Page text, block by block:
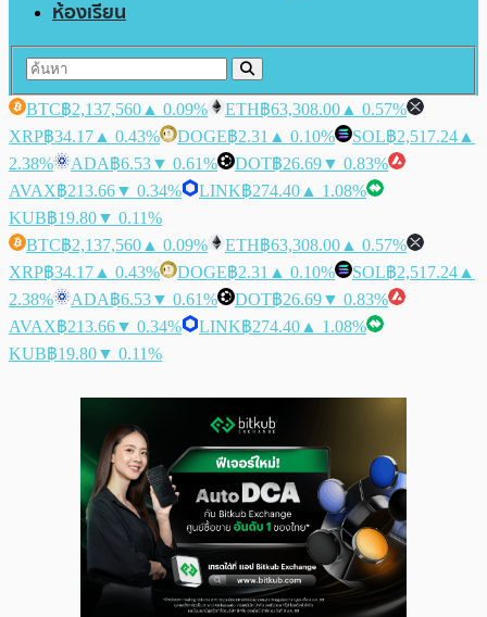
ห้องเรียน
BTC฿2,137,560 ▲ 0.09% ETH฿63,308.00 ▲ 0.57%
XRP฿34.17 ▲ 0.43% DOGE฿2.31 ▲ 0.10% SOL฿2,517.24 ▲
2.38%
ADA฿6.53▼ 0.61% DOT฿26.69▼ 0.83%
AVAX฿213.66▼ 0.34% LINK฿274.40 ▲ 1.08%
KUB฿19.80▼ 0.11%
BTC฿2,137,560 ▲ 0.09% ETH฿63,308.00 ▲ 0.57%
XRP฿34.17 ▲ 0.43% DOGE฿2.31 ▲ 0.10% SOL฿2,517.24 ▲
2.38%
ADA฿6.53▼ 0.61% DOT฿26.69▼ 0.83%
AVAX฿213.66▼ 0.34% LINK฿274.40 ▲ 1.08%
KUB฿19.80▼ 0.11%